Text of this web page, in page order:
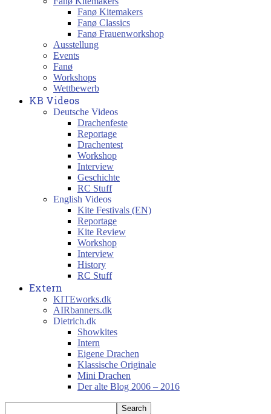
Fanø Kitemakers
Fanø Classics
Fanø Frauenworkshop
Ausstellung
Events
Fanø
Workshops
Wettbewerb
KB Videos
Deutsche Videos
Drachenfeste
Reportage
Drachentest
Workshop
Interview
Geschichte
RC Stuff
English Videos
Kite Festivals (EN)
Reportage
Kite Review
Workshop
Interview
History
RC Stuff
Extern
KITEworks.dk
AIRbanners.dk
Dietrich.dk
Showkites
Intern
Eigene Drachen
Klassische Originale
Mini Drachen
Der alte Blog 2006 – 2016